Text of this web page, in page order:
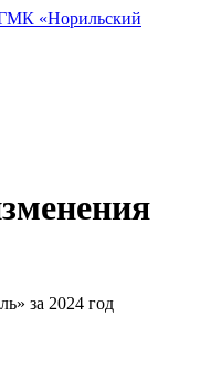
«Норильский
за 2024 год